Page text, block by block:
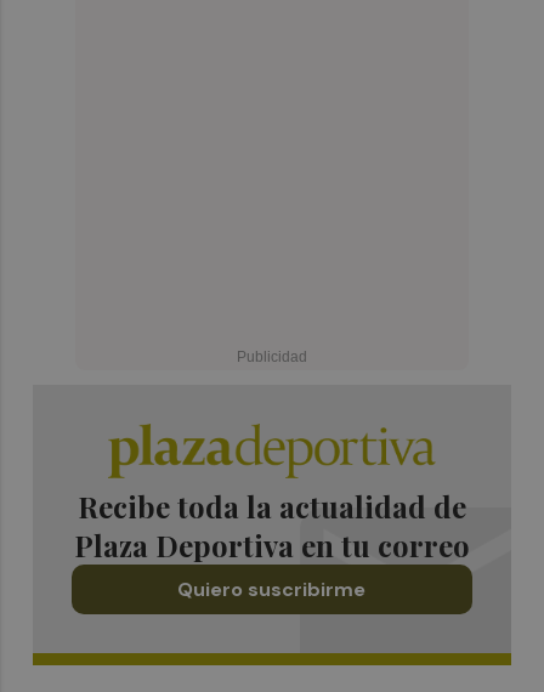
Recibe toda la actualidad de
Plaza Deportiva en tu correo
Quiero suscribirme